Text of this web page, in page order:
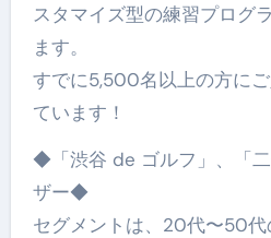
スタマイズ型の練習プログ
ます。
すでに5,500名以上の方に
ています！
◆「渋谷 de ゴルフ」、「
ザー◆
セグメントは、20代〜50